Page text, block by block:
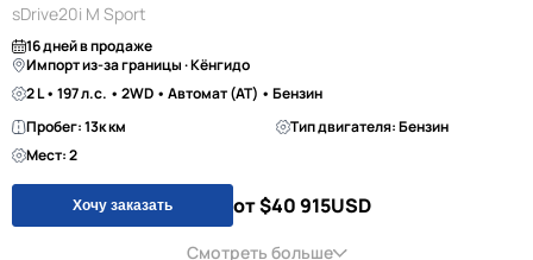
sDrive20i M Sport
16 дней в продаже
Импорт из-за границы · Кёнгидо
2 L • 197 л.с. • 2WD • Автомат (AT) • Бензин
Пробег: 13к км
Тип двигателя: Бензин
Мест: 2
Хочу заказать от $40 915USD
Смотреть больше